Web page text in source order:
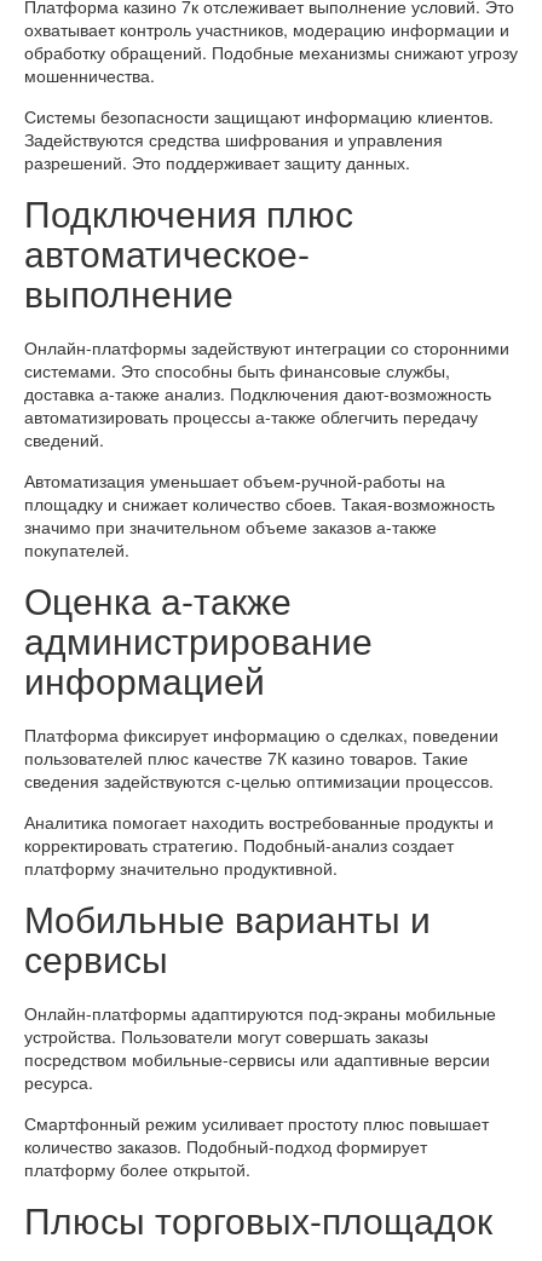
Платформа казино 7к отслеживает выполнение условий. Это
охватывает контроль участников, модерацию информации и
обработку обращений. Подобные механизмы снижают угрозу
мошенничества.
Системы безопасности защищают информацию клиентов.
Задействуются средства шифрования и управления
разрешений. Это поддерживает защиту данных.
Подключения плюс
автоматическое-
выполнение
Онлайн-платформы задействуют интеграции со сторонними
системами. Это способны быть финансовые службы,
доставка а-также анализ. Подключения дают-возможность
автоматизировать процессы а-также облегчить передачу
сведений.
Автоматизация уменьшает объем-ручной-работы на
площадку и снижает количество сбоев. Такая-возможность
значимо при значительном объеме заказов а-также
покупателей.
Оценка а-также
администрирование
информацией
Платформа фиксирует информацию о сделках, поведении
пользователей плюс качестве 7К казино товаров. Такие
сведения задействуются с-целью оптимизации процессов.
Аналитика помогает находить востребованные продукты и
корректировать стратегию. Подобный-анализ создает
платформу значительно продуктивной.
Мобильные варианты и
сервисы
Онлайн-платформы адаптируются под-экраны мобильные
устройства. Пользователи могут совершать заказы
посредством мобильные-сервисы или адаптивные версии
ресурса.
Смартфонный режим усиливает простоту плюс повышает
количество заказов. Подобный-подход формирует
платформу более открытой.
Плюсы торговых-площадок